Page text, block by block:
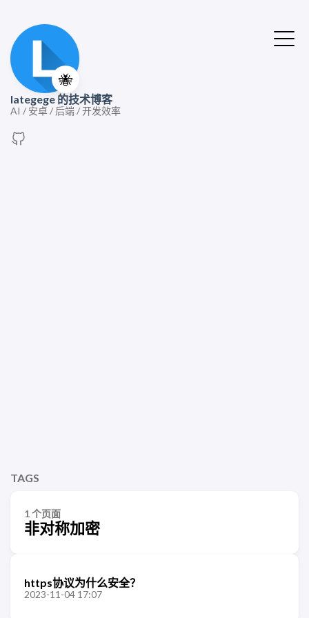
🐝
lategege 的技术博客
AI / 安卓 / 后端 / 开发效率
TAGS
1 个页面
非对称加密
https协议为什么安全？
2023-11-04 17:07